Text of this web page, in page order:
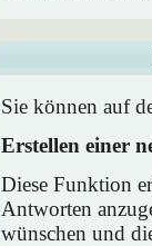
Sie können auf
Erstellen einer
Diese Funktion
Antworten
wünschen und